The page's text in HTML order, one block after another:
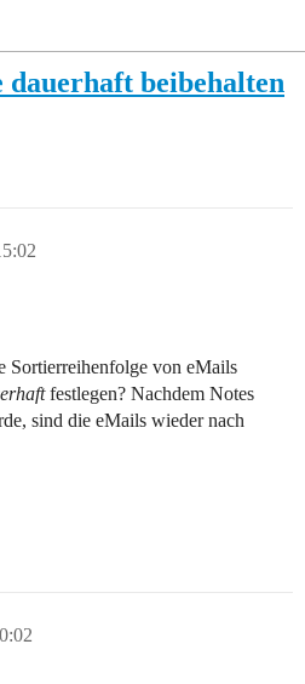
beibehalten
Sortierreihenfolge von eMails
festlegen? Nachdem Notes
sind die eMails wieder nach